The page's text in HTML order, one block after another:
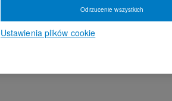
Ustawienia plików cookie
Odrzucenie wszystkich